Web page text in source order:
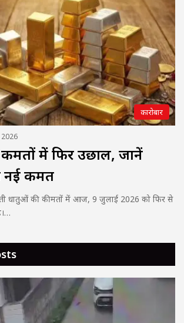
कारोबार
2026
कीमतों में फिर उछाल, जानें
नई कीमत
धातुओं की कीमतों में आज, 9 जुलाई 2026 को फिर से